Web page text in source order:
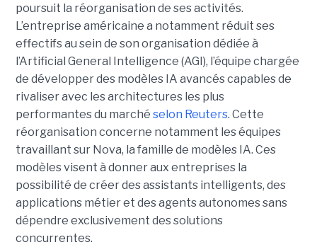
poursuit la réorganisation de ses activités.
L’entreprise américaine a notamment réduit ses
effectifs au sein de son organisation dédiée à
l’Artificial General Intelligence (AGI), l’équipe chargée
de développer des modèles IA avancés capables de
rivaliser avec les architectures les plus
performantes du marché selon Reuters. Cette
réorganisation concerne notamment les équipes
travaillant sur Nova, la famille de modèles IA. Ces
modèles visent à donner aux entreprises la
possibilité de créer des assistants intelligents, des
applications métier et des agents autonomes sans
dépendre exclusivement des solutions
concurrentes.